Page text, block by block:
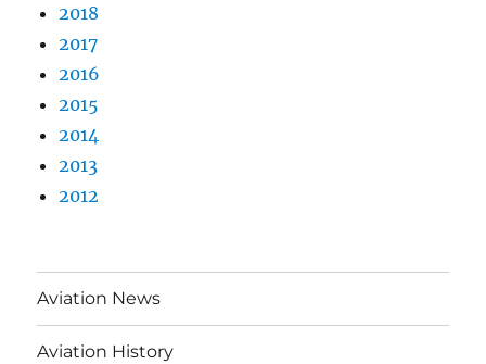
2018
2017
2016
2015
2014
2013
2012
Aviation News
Aviation History